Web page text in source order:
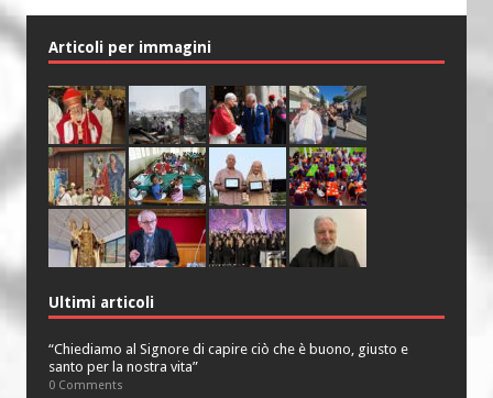
Articoli per immagini
Ultimi articoli
“Chiediamo al Signore di capire ciò che è buono, giusto e
santo per la nostra vita”
0 Comments